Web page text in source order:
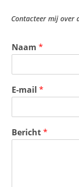
Contacteer mij
Naam*
E-mail*
Bericht*